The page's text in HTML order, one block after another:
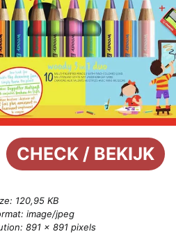
CHECK / BEKIJK
120,95 KB
image/jpeg
891 × 891 pixels